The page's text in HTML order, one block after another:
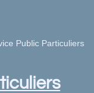
Public Particuliers